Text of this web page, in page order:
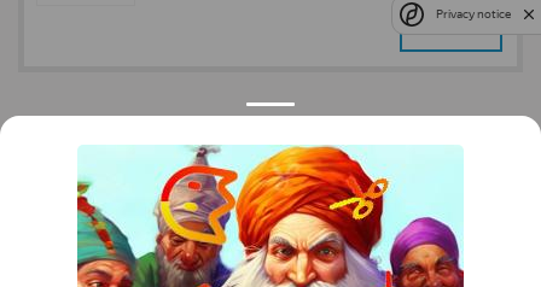
Контакты
Краснодар Тимашевск Темрюк
+7 (861) 298-41-90 +7 (861) 298-41-90
Privacy notice